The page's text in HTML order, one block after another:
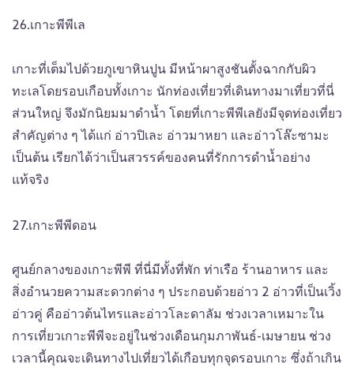
26.เกาะพีพีเล
เกาะที่เต็มไปด้วยภูเขาหินปูน มีหน้าผาสูงชันตั้งฉากกับผิว
ทะเลโดยรอบเกือบทั้งเกาะ นักท่องเที่ยวที่เดินทางมาเที่ยวที่นี่
ส่วนใหญ่ จึงมักนิยมมาดำน้ำ โดยที่เกาะพีพีเลยังมีจุดท่องเที่ยว
สำคัญต่าง ๆ ได้แก่ อ่าวปิเละ อ่าวมาหยา และอ่าวโล๊ะซามะ
เป็นต้น เรียกได้ว่าเป็นสวรรค์ของคนที่รักการดำน้ำอย่าง
แท้จริง
27.เกาะพีพีดอน
ศูนย์กลางของเกาะพีพี ที่นี่มีทั้งที่พัก ท่าเรือ ร้านอาหาร และ
สิ่งอำนวยความสะดวกต่าง ๆ ประกอบด้วยอ่าว 2 อ่าวที่เป็นเวิ้ง
อ่าวคู่ คืออ่าวต้นไทรและอ่าวโละดาลัม ช่วงเวลาเหมาะใน
การเที่ยวเกาะพีพีจะอยู่ในช่วงเดือนกุมภาพันธ์-เมษายน ช่วง
เวลานี้คุณจะเดินทางไปเที่ยวได้เกือบทุกจุดรอบเกาะ ซึ่งถ้าเกิน